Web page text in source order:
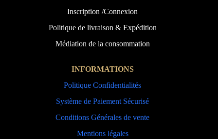
Inscription /Connexion
Politique de livraison & Expédition
Médiation de la consommation
INFORMATIONS
Politique Confidentialités
Système de Paiement Sécurisé
Conditions Générales de vente
Mentions légales